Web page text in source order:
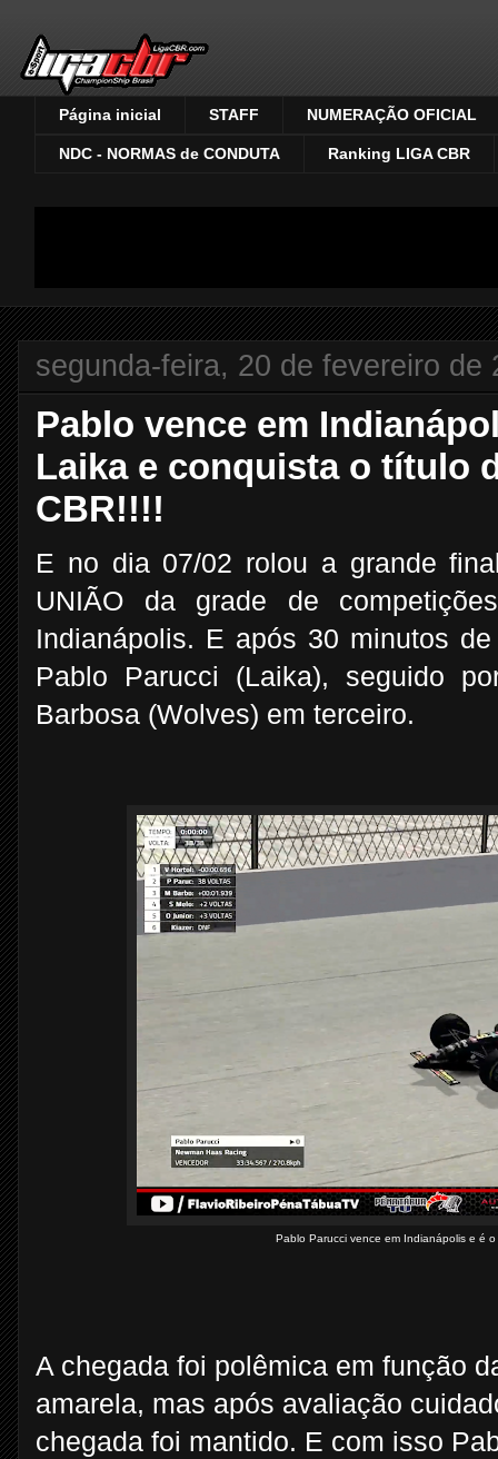
Página inicial STAFF NUMERAÇÃO OFICIAL
NDC - NORMAS de CONDUTA Ranking LIGA CBR
segunda-feira, 20 de fevereiro de
Pablo vence em
Laika e conquista o título
CBR!!!!
E no dia 07/02 rolou a grande
UNIÃO da grade de
Indianápolis. E após 30 minutos
Pablo Parucci (Laika), seguido
Barbosa (Wolves) em terceiro.
Pablo Parucci vence em Indianápolis e é
A chegada foi polêmica em função
amarela, mas após avaliação
chegada foi mantido. E com isso